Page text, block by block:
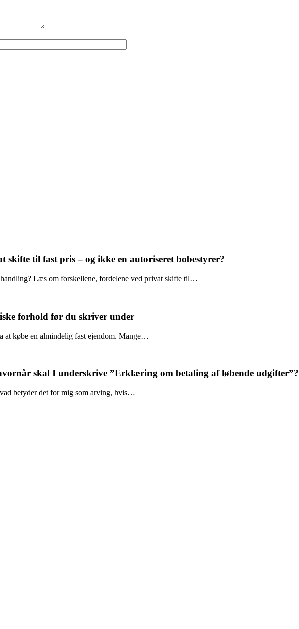
til fast pris – og ikke en autoriseret bobestyrer?
Læs om forskellene, fordelene ved privat skifte til…
forhold før du skriver under
at købe en almindelig fast ejendom. Mange…
skal I underskrive ”Erklæring om betaling af løbende udgifter”?
betyder det for mig som arving, hvis…